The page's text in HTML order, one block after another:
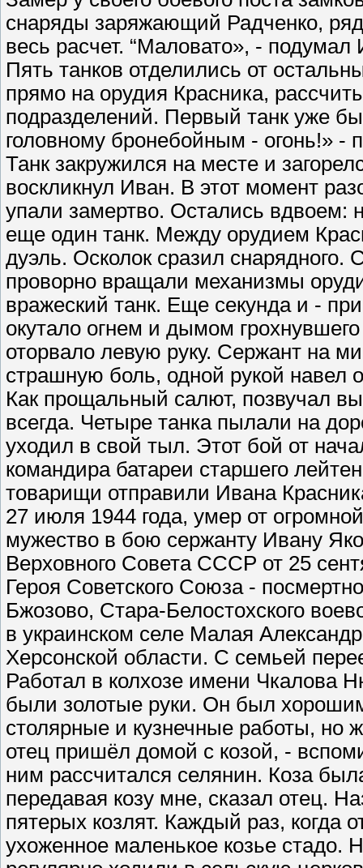
снаряды заряжающий Радченко,
весь расчет. “Маловато», -
Пять танков отделились от
прямо на орудия Красника,
подразделений. Первый танк уже
головному бронебойным - огонь!» -
Танк закружился на месте и
воскликнул Иван. В этот момент
упали замертво. Остались вдвоем:
еще один танк. Между орудием
дуэль. Осколок сразил снарядного.
проворно вращали механизмы
вражеский танк. Еще секунда и -
окутало огнем и дымом
оторвало левую руку. Сержант на
страшную боль, одной рукой навел
Как прощальный салют, позвучал
всегда. Четыре танка пылали на
уходил в свой тыл. Этот бой от
командира батареи старшего
товарищи отправили Ивана
27 июля 1944 года, умер от
мужество в бою сержанту Ивану
Верховного Совета СССР от 25
Героя Советского Союза -
Бжозово, Стара-Белостохского
в украинском селе Малая
Херсонской области. С семьей
Работал в колхозе имени Чкалова
были золотые руки. Он был
столярные и кузнечные работы,
отец пришёл домой с козой, -
ним рассчитался селянин. Коза
передавая козу мне, сказал отец.
пятерых козлят. Каждый раз, когда
ухоженное маленькое козье